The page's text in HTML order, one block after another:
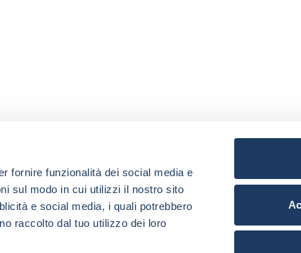
fornire funzionalità dei social media e
sul modo in cui utilizzi il nostro sito
e social media, i quali potrebbero
raccolto dal tuo utilizzo dei loro